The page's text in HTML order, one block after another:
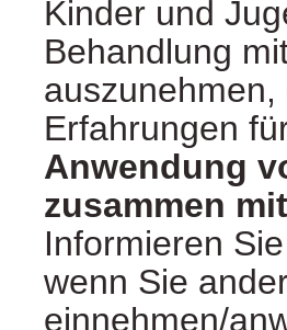
Kinder und
Behandlung
Erfahrungen
Anwendung
zusammen
Informieren
wenn Sie
einnehmen/